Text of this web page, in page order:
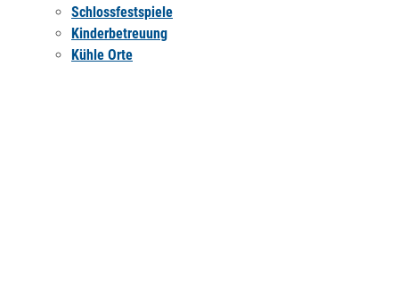
Schlossfestspiele
Kinderbetreuung
Kühle Orte